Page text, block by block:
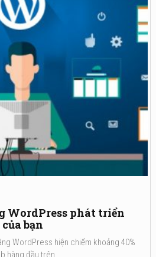
WordPress phát triển
bạn
WordPress hiện chiếm khoảng 40%
hàng đầu trên …